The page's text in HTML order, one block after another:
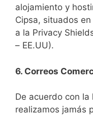
alojamiento y
Cipsa, situados
a la Privacy
– EE.UU).
6. Correos
De acuerdo con
realizamos jamás